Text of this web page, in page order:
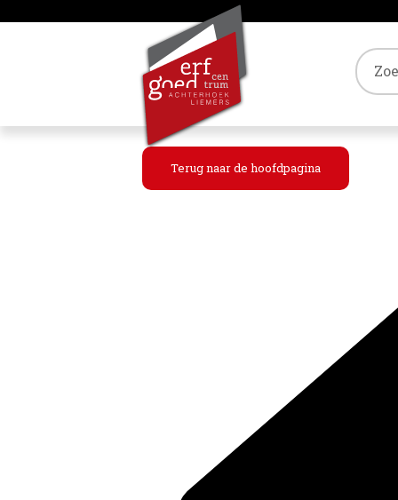
Terug naar de hoofdpagina